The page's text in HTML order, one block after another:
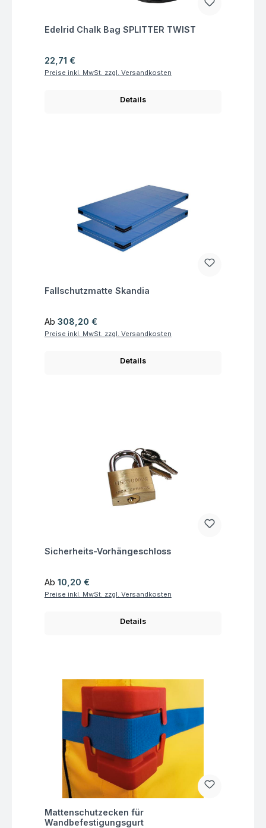
Fragen zum Artikel
Edelrid Chalk Bag SPLITTER TWIST
Regulärer Preis:
22,71 €
Preise inkl. MwSt. zzgl. Versandkosten
Details
Fragen zum Artikel
Fallschutzmatte Skandia
Regulärer Preis:
Ab 308,20 €
Preise inkl. MwSt. zzgl. Versandkosten
Details
Fragen zum Artikel
Sicherheits-Vorhängeschloss
Regulärer Preis:
Ab 10,20 €
Preise inkl. MwSt. zzgl. Versandkosten
Details
Fragen zum Artikel
Mattenschutzecken für
Wandbefestigungsgurt